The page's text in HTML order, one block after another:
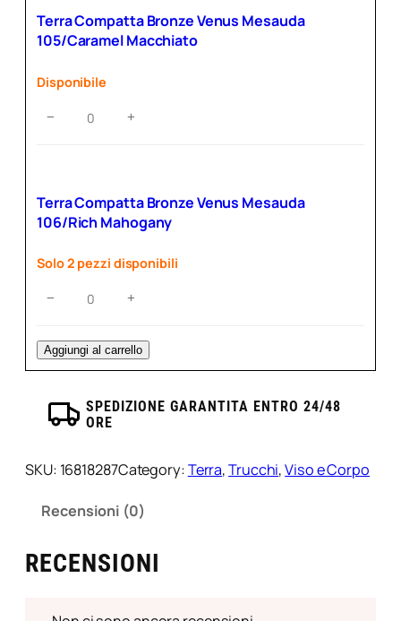
104/Almond
Toffee
Compatta
105/Caramel
Macchiato
− +
Terra Compatta Bronze Venus Mesauda
105/Caramel Macchiato
Disponibile
Venus
Mesauda
Mahogany
quantità
− +
Terra Compatta Bronze Venus Mesauda
106/Rich Mahogany
Solo 2 pezzi disponibili
Aggiungi al carrello
SPEDIZIONE GARANTITA ENTRO 24/48
ORE
SKU: 16818287Category:Terra, Trucchi, Viso e Corpo
Recensioni (0)
RECENSIONI